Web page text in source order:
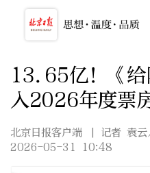
13.65亿！《给
入2026年度票
北京日报客户端
| 记者 袁云
2026-05-31 10:48